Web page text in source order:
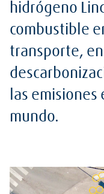
hidrógeno
combustible
transporte,
las emisiones
mundo.